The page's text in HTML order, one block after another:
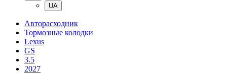
UA
Авторасходник
Тормозные колодки
Lexus
GS
3.5
2027